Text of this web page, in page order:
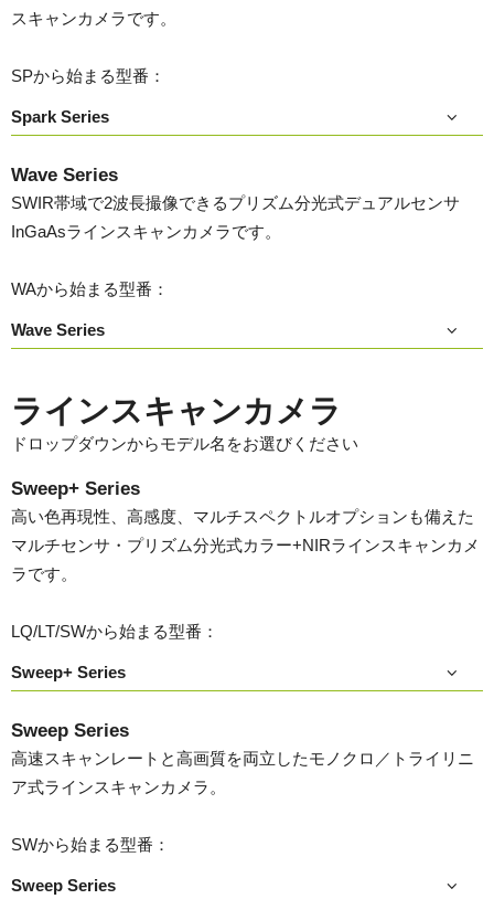
スキャンカメラです。
SPから始まる型番：
Spark Series
Wave Series
SWIR帯域で2波長撮像できるプリズム分光式デュアルセンサ
InGaAsラインスキャンカメラです。
WAから始まる型番：
Wave Series
ラインスキャンカメラ
ドロップダウンからモデル名をお選びください
Sweep+ Series
高い色再現性、高感度、マルチスペクトルオプションも備えた
マルチセンサ・プリズム分光式カラー+NIRラインスキャンカメ
ラです。
LQ/LT/SWから始まる型番：
Sweep+ Series
Sweep Series
高速スキャンレートと高画質を両立したモノクロ／トライリニ
ア式ラインスキャンカメラ。
SWから始まる型番：
Sweep Series